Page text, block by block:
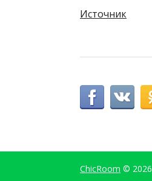
Источник
ChicRoom © 2026